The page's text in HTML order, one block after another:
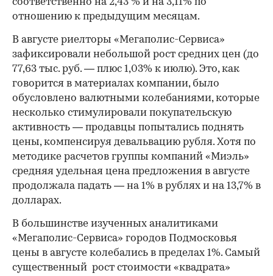
отношению к предыдущим месяцам.
В августе риелторы «Мегаполис-Сервиса»
зафиксировали небольшой рост средних цен (до
77,63 тыс. руб. — плюс 1,03% к июлю). Это, как
говорится в материалах компании, было
обусловлено валютными колебаниями, которые
несколько стимулировали покупательскую
активность — продавцы попытались поднять
цены, компенсируя девальвацию рубля. Хотя по
методике расчетов группы компаний «Миэль»
средняя удельная цена предложения в августе
продолжала падать — на 1% в рублях и на 13,7% в
долларах.
В большинстве изученных аналитиками
«Мегаполис-Сервиса» городов Подмосковья
цены в августе колебались в пределах 1%. Самый
существенный рост стоимости «квадрата»